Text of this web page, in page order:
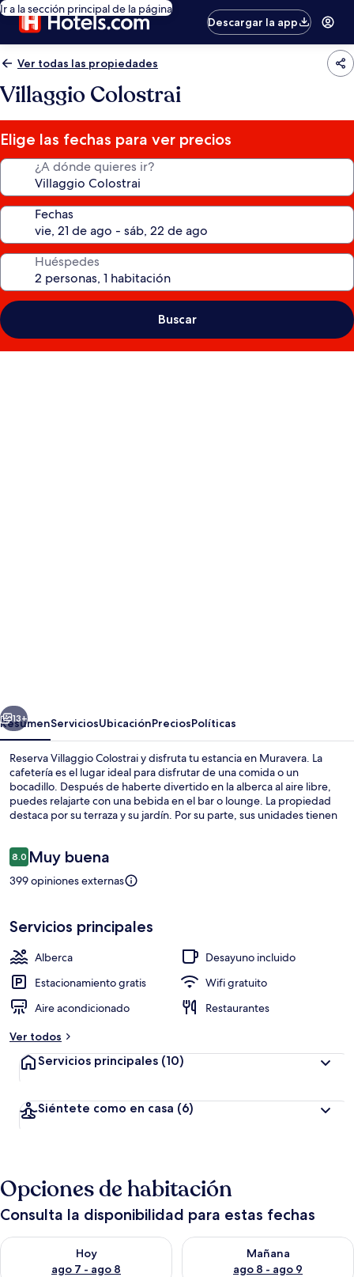
Ir a la sección principal de la página
Descargar la app
Ver todas las propiedades
Villaggio Colostrai
Elige las fechas para ver precios
¿A dónde quieres ir?
Fechas
Huéspedes
Buscar
Siguiente
13+
ResumenServiciosUbicaciónPreciosPolíticas
Reserva Villaggio Colostrai y disfruta tu estancia en Muravera. La
cafetería es el lugar ideal para disfrutar de una comida o un
bocadillo. Después de haberte divertido en la alberca al aire libre,
puedes relajarte con una bebida en el bar o lounge. La propiedad
destaca por su terraza y su jardín. Por su parte, sus unidades tienen
Opiniones
8.08.0 de 10,
Muy buena
399 opiniones externas
Servicios principales
Alberca
Desayuno incluido
Estacionamiento gratis
Wifi gratuito
Aire acondicionado
Restaurantes
Ver todos
Servicios principales (10)
Siéntete como en casa (6)
Opciones de habitación
Consulta la disponibilidad para estas fechas
Hoy
ago 7 - ago 8
Consulta la disponibilidad para hoy ago 7 - ago 8
Mañana
ago 8 - ago 9
Consulta la disponibilidad